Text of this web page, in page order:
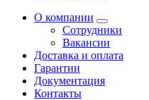
О компании
Сотрудники
Вакансии
Доставка и оплата
Гарантии
Документация
Контакты